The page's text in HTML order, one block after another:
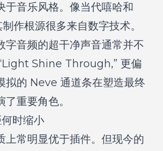
于音乐风格。像当代嘻哈和
作根源很多来自数字技术。
字音频的超干净声音通常并不
Shine Through,” 更偏
拟的 Neve 通道条在塑造最终
重要角色。
时缩小
上常明显优于插件。但现今的